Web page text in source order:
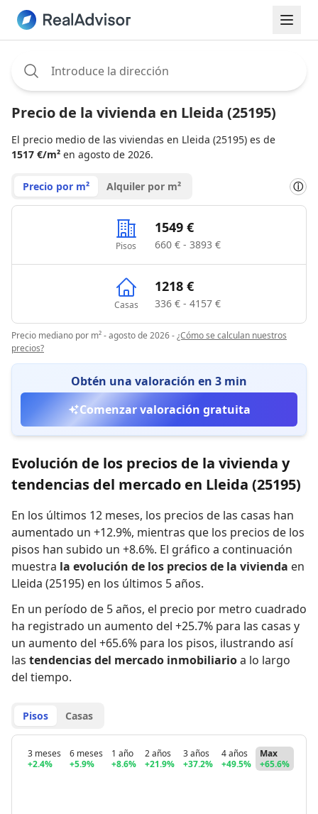
Precio de la vivienda en Lleida (25195)
El precio medio de las viviendas en Lleida (25195) es de
1517 €/m² en agosto de 2026.
Precio por m² Alquiler por m² ⓘ
Pisos
1549 €
660 € - 3893 €
Casas
1218 €
336 € - 4157 €
Precio mediano por m² - agosto de 2026-¿Cómo se calculan nuestros
precios?
Obtén una valoración en 3 min
Comenzar valoración gratuita
Evolución de los precios de la vivienda y
tendencias del mercado en Lleida (25195)
En los últimos 12 meses, los precios de las casas han
aumentado un +12.9%, mientras que los precios de los
pisos han subido un +8.6%. El gráfico a continuación
muestra la evolución de los precios de la vivienda en
Lleida (25195) en los últimos 5 años.
En un período de 5 años, el precio por metro cuadrado
ha registrado un aumento del +25.7% para las casas y
un aumento del +65.6% para los pisos, ilustrando así
las tendencias del mercado inmobiliarioa lo largo
del tiempo.
Pisos Casas
3 meses
+2.4%
6 meses
+5.9%
1 año
+8.6%
2 años
+21.9%
3 años
+37.2%
4 años
+49.5%
Max
+65.6%